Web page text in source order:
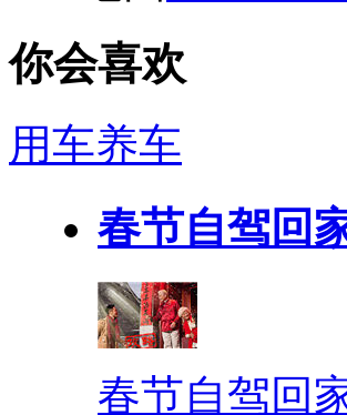
你会喜欢
用车养车
春节自驾回
春节自驾回